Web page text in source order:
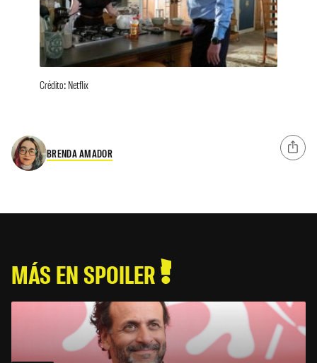
Crédito: Netflix
BRENDA AMADOR
MÁS EN SPOILER